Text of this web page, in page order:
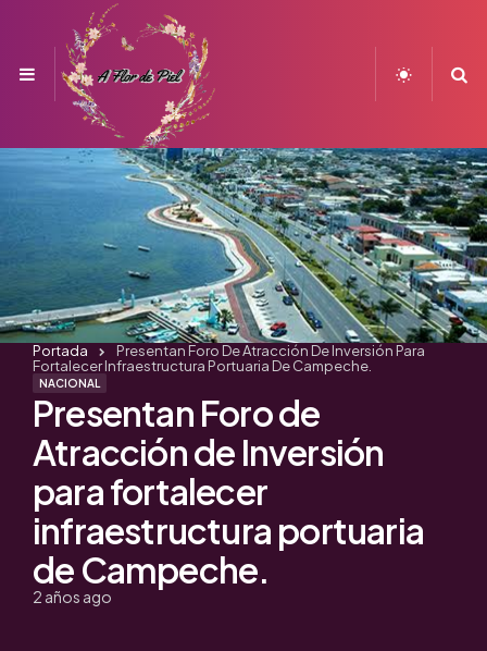
Menu
NACIONAL
Presentan Foro de
Atracción de Inversión
para fortalecer
infraestructura portuaria
de Campeche.
2 años ago
Portada
Presentan Foro De Atracción De Inversión Para
Fortalecer Infraestructura Portuaria De Campeche.